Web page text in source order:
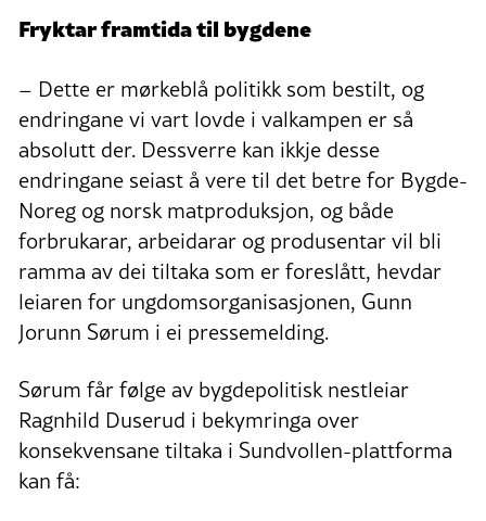
Fryktar framtida til bygdene
– Dette er mørkeblå politikk som bestilt, og
endringane vi vart lovde i valkampen er så
absolutt der. Dessverre kan ikkje desse
endringane seiast å vere til det betre for Bygde-
Noreg og norsk matproduksjon, og både
forbrukarar, arbeidarar og produsentar vil bli
ramma av dei tiltaka som er foreslått, hevdar
leiaren for ungdomsorganisasjonen, Gunn
Jorunn Sørum i ei pressemelding.
Sørum får følge av bygdepolitisk nestleiar
Ragnhild Duserud i bekymringa over
konsekvensane tiltaka i Sundvollen-plattforma
kan få: